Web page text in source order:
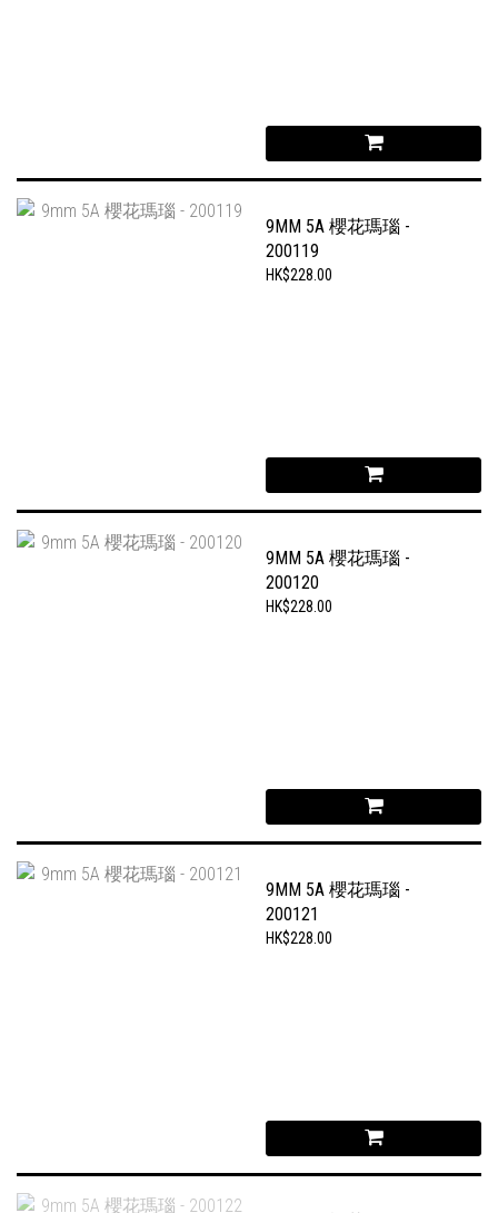
9MM 5A 櫻花瑪瑙 -
200119
HK$228.00
9MM 5A 櫻花瑪瑙 -
200120
HK$228.00
9MM 5A 櫻花瑪瑙 -
200121
HK$228.00